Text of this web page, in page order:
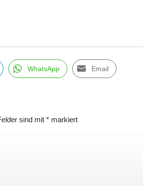
WhatsApp Email
sind mit * markiert